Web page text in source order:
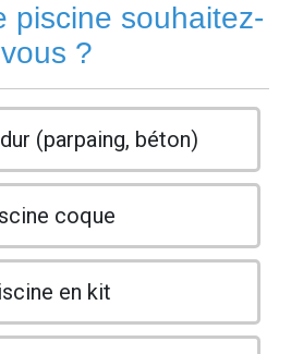
piscine souhaitez-
vous ?
(parpaing, béton)
coque
en kit